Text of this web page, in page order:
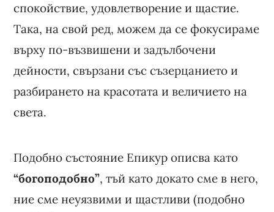
спокойствие, удовлетворение и щастие.
Така, на свой ред, можем да се фокусираме
върху по-възвишени и задълбочени
дейности, свързани със съзерцанието и
разбирането на красотата и величието на
света.
Подобно състояние Епикур описва като
“богоподобно”, тъй като докато сме в него,
ние сме неуязвими и щастливи (подобно